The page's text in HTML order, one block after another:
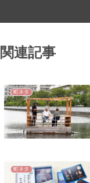
関連記事
町ネタ
町ネタ